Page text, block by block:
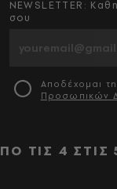
NEWSLETTER:
σου
Αποδέχομαι
Προσωπικών
ΤΙΣ 4 ΣΤΙΣ